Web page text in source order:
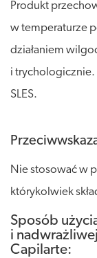
Produkt
w temperaturze
działaniem
i trychologicznie.
SLES.
Nie stosować w
którykolwiek
Sposób
i
Capilarte: